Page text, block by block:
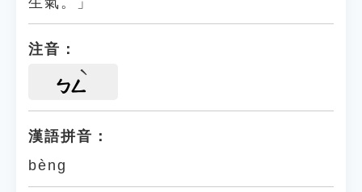
注音：
ㄅㄥ
漢語拼音：
bèng